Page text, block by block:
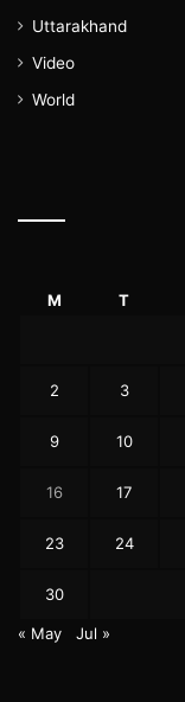
Uttarakhand
Video
World
M T
2 3
9 10
16 17
23 24
30
« May Jul »